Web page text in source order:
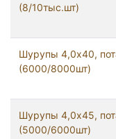
(8/10тыс.шт)
Шурупы 4,0x40,
(6000/8000шт)
Шурупы 4,0x45,
(5000/6000шт)